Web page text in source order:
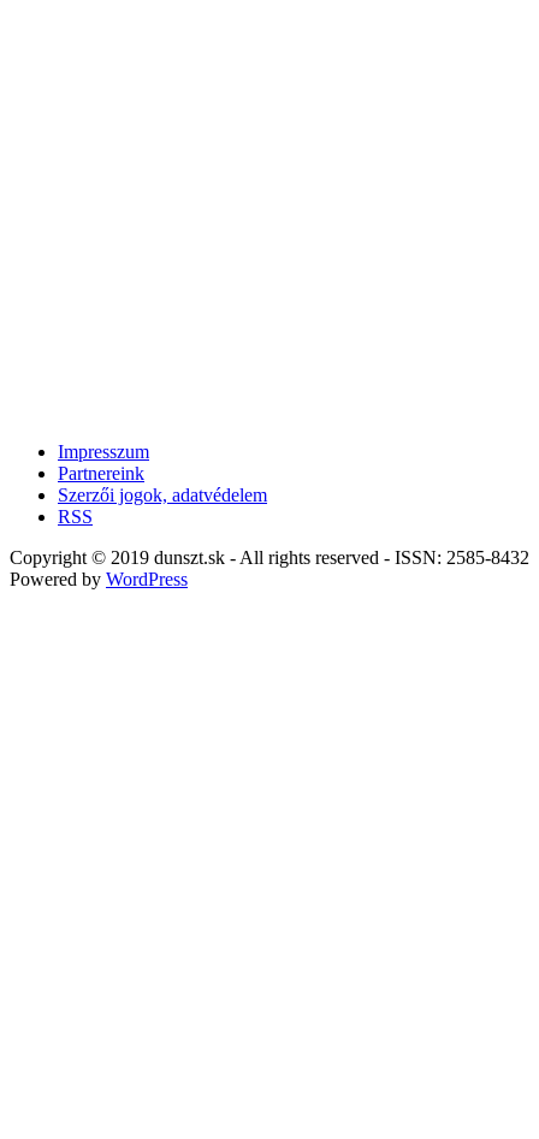
Impresszum
Partnereink
Szerzői jogok, adatvédelem
RSS
Copyright © 2019 dunszt.sk - All rights reserved - ISSN: 2585-8432
Powered by WordPress